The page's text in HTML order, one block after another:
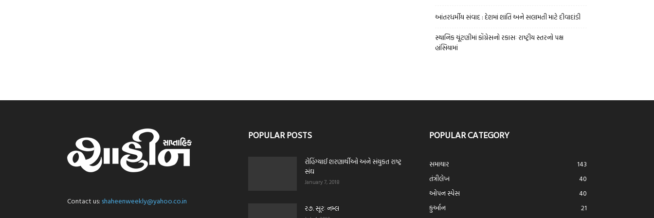
આંતરધર્મીય સંવાદ : દેશમાં શાંતિ અને સલામતી માટે દીવાદાંડી
સ્થાનિક ચૂંટણીમાં કોંગ્રેસનો રકાસઃ રાષ્ટ્રીય સ્તરનો પક્ષ
હાંસિયામાં
Contact us: shaheenweekly@yahoo.co.in
POPULAR POSTS
રોહિંગ્યાઈ શરણાર્થીઓ અને સંયુકત રાષ્ટ્ર
સંઘ
January 7, 2018
ર૭. સૂરઃ નમ્લ
POPULAR CATEGORY
સમાચાર
143
તંત્રીલેખ
40
ઓપન સ્પેસ
40
કુર્આન
21